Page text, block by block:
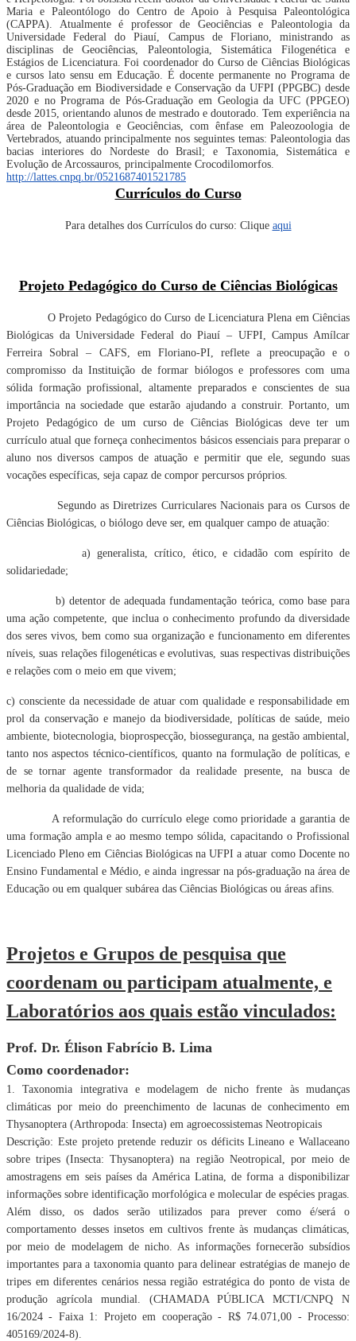
Maria e Paleontólogo do Centro de Apoio à Pesquisa Paleontológica
(CAPPA). Atualmente é professor de Geociências e Paleontologia da
Universidade Federal do Piauí, Campus de Floriano, ministrando as
disciplinas de Geociências, Paleontologia, Sistemática Filogenética e
Estágios de Licenciatura. Foi coordenador do Curso de Ciências Biológicas
e cursos lato sensu em Educação. É docente permanente no Programa de
Pós-Graduação em Biodiversidade e Conservação da UFPI (PPGBC) desde
2020 e no Programa de Pós-Graduação em Geologia da UFC (PPGEO)
desde 2015, orientando alunos de mestrado e doutorado. Tem experiência na
área de Paleontologia e Geociências, com ênfase em Paleozoologia de
Vertebrados, atuando principalmente nos seguintes temas: Paleontologia das
bacias interiores do Nordeste do Brasil; e Taxonomia, Sistemática e
Evolução de Arcossauros, principalmente Crocodilomorfos.
http://lattes.cnpq.br/0521687401521785
Currículos do Curso
Para detalhes dos Currículos do curso: Clique aqui
Projeto Pedagógico do Curso de Ciências Biológicas
O Projeto Pedagógico do Curso de Licenciatura Plena em Ciências
Biológicas da Universidade Federal do Piauí – UFPI, Campus Amílcar
Ferreira Sobral – CAFS, em Floriano-PI, reflete a preocupação e o
compromisso da Instituição de formar biólogos e professores com uma
sólida formação profissional, altamente preparados e conscientes de sua
importância na sociedade que estarão ajudando a construir. Portanto, um
Projeto Pedagógico de um curso de Ciências Biológicas deve ter um
currículo atual que forneça conhecimentos básicos essenciais para preparar o
aluno nos diversos campos de atuação e permitir que ele, segundo suas
vocações específicas, seja capaz de compor percursos próprios.
Segundo as Diretrizes Curriculares Nacionais para os Cursos de
Ciências Biológicas, o biólogo deve ser, em qualquer campo de atuação:
a) generalista, crítico, ético, e cidadão com espírito de
solidariedade;
b) detentor de adequada fundamentação teórica, como base para
uma ação competente, que inclua o conhecimento profundo da diversidade
dos seres vivos, bem como sua organização e funcionamento em diferentes
níveis, suas relações filogenéticas e evolutivas, suas respectivas distribuições
e relações com o meio em que vivem;
c) consciente da necessidade de atuar com qualidade e responsabilidade em
prol da conservação e manejo da biodiversidade, políticas de saúde, meio
ambiente, biotecnologia, bioprospecção, biossegurança, na gestão ambiental,
tanto nos aspectos técnico-científicos, quanto na formulação de políticas, e
de se tornar agente transformador da realidade presente, na busca de
melhoria da qualidade de vida;
A reformulação do currículo elege como prioridade a garantia de
uma formação ampla e ao mesmo tempo sólida, capacitando o Profissional
Licenciado Pleno em Ciências Biológicas na UFPI a atuar como Docente no
Ensino Fundamental e Médio, e ainda ingressar na pós-graduação na área de
Educação ou em qualquer subárea das Ciências Biológicas ou áreas afins.
Projetos e Grupos de pesquisa que
coordenam ou participam atualmente, e
Laboratórios aos quais estão vinculados:
Prof. Dr. Élison Fabrício B. Lima
Como coordenador:
1. Taxonomia integrativa e modelagem de nicho frente às mudanças
climáticas por meio dopreenchimento de lacunas de conhecimento em
Thysanoptera (Arthropoda: Insecta) em agroecossistemas Neotropicais
Descrição: Este projeto pretende reduzir os déficits Lineano e Wallaceano
sobre tripes(Insecta: Thysanoptera) na região Neotropical, por meio de
amostragens em seis países da América Latina, de forma a disponibilizar
informações sobre identificação morfológica e molecular de espécies pragas.
Além disso, os dados serão utilizados para prever como é/será o
comportamento desses insetos em cultivos frente às mudanças climáticas,
por meio de modelagem de nicho. As informações fornecerão subsídios
importantes para a taxonomia quanto para delinear estratégias de manejo de
tripes em diferentes cenários nessa região estratégica do ponto de vista de
produção agrícola mundial. (CHAMADA PÚBLICA MCTI/CNPQ N
16/2024 - Faixa 1: Projeto em cooperação - R$ 74.071,00 - Processo:
405169/2024-8).